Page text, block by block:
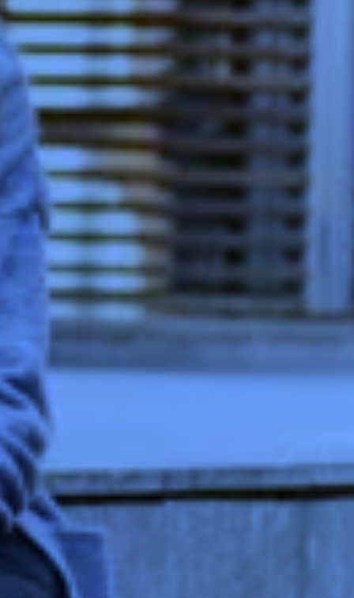
Zeer beperkt
Mininmaal nodig om content te kunnen tonen.
Beperkt
Voor website statistieken: om het gebruik van de
excap website te analyseren. We kunnen
achterhalen welke pagina’s populair zijn en
Voor marketing doeleinden: om na te gaan of
wij de juiste doelgroep bereiken en hiermee
onze advertenties het gewenste resultaat
opleveren. We kunnen op basis van cookies
nagaan in hoeverre de advertenties relevant
waren voor onze websitebezoekers. Daarnaast
kunnen we rekening houden met welke
advertenties u van ons te zien krijgt, om te